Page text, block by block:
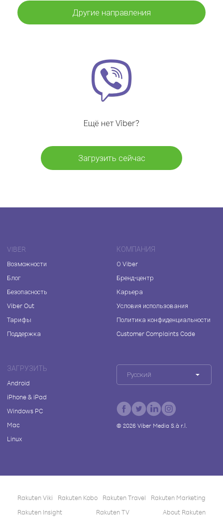
Другие направления
Ещё нет Viber?
Загрузить сейчас
VIBER
Возможности
Блог
Безопасность
Viber Out
Тарифы
Поддержка
КОМПАНИЯ
О Viber
Бренд-центр
Карьера
Условия использования
Политика конфиденциальности
Customer Complaints Code
ЗАГРУЗИТЬ
Android
iPhone & iPad
Windows PC
Mac
Linux
Русский
© 2026Viber Media S.à r.l.
Rakuten Viki Rakuten Kobo Rakuten Travel
Rakuten Marketing
Rakuten Insight
Rakuten TV About Rakuten